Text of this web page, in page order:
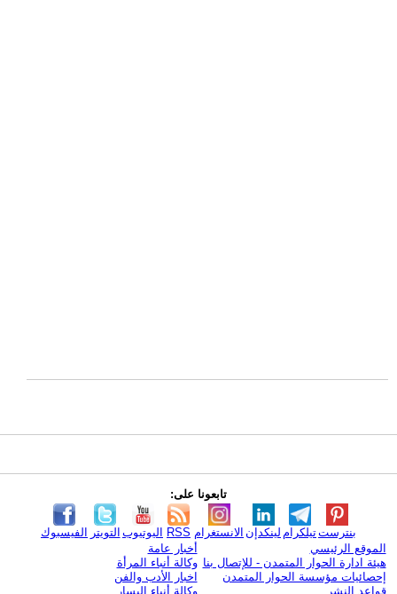
تابعونا على:
الفيسبوك التويتر اليوتيوب RSS الانستغرام لينكدإن تيلكرامبنترست
الموقع الرئيسي
هيئة ادارة الحوار المتمدن - للإتصال بنا
إحصائيات مؤسسة الحوار المتمدن
قواعد النشر
أخبار عامة
وكالة أنباء المرأة
اخبار الأدب والفن
وكالة أنباء اليسار